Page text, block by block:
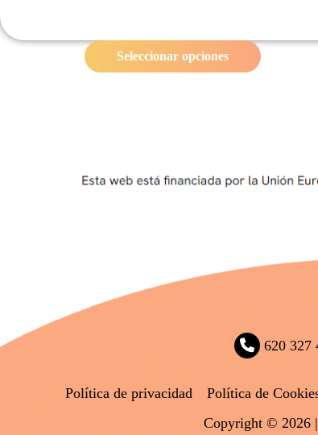
d
e
i
2
,
Seleccionar opciones
620 327
Política de privacidad Política de
Copyright © 2026